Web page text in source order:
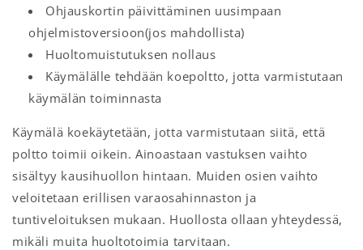
Ohjauskortin päivittäminen uusimpaan
ohjelmistoversioon(jos mahdollista)
Huoltomuistutuksen nollaus
Käymälälle tehdään koepoltto, jotta varmistutaan
käymälän toiminnasta
Käymälä koekäytetään, jotta varmistutaan siitä, että
poltto toimii oikein. Ainoastaan vastuksen vaihto
sisältyy kausihuollon hintaan. Muiden osien vaihto
veloitetaan erillisen varaosahinnaston ja
tuntiveloituksen mukaan. Huollosta ollaan yhteydessä,
mikäli muita huoltotoimia tarvitaan.